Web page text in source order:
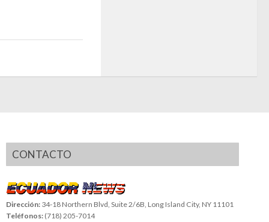
CONTACTO
Dirección: 34-18 Northern Blvd, Suite 2/6B, Long Island City, NY 11101
Teléfonos: (718) 205-7014